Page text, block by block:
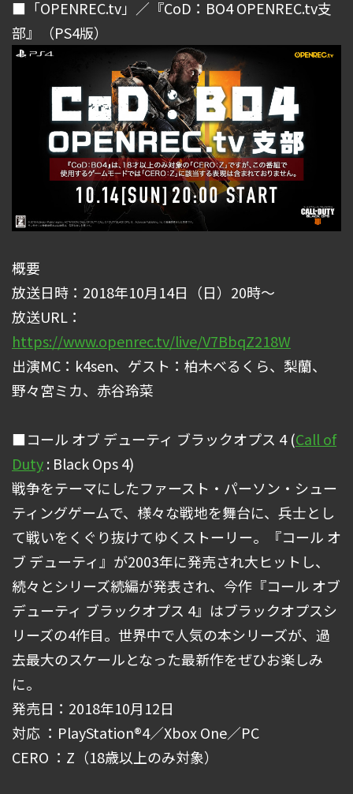
■「OPENREC.tv」／『CoD：BO4 OPENREC.tv支
部』（PS4版）
概要
放送日時：2018年10月14日（日）20時～
放送URL：
https://www.openrec.tv/live/V7BbqZ218W
出演MC：k4sen、ゲスト：柏木べるくら、梨蘭、
野々宮ミカ、赤谷玲菜
■コール オブ デューティ ブラックオプス 4 (Call of
Duty: Black Ops 4)
戦争をテーマにしたファースト・パーソン・シュー
ティングゲームで、様々な戦地を舞台に、兵士とし
て戦いをくぐり抜けてゆくストーリー。『コール オ
ブ デューティ』が2003年に発売され大ヒットし、
続々とシリーズ続編が発表され、今作『コール オブ
デューティ ブラックオプス 4』はブラックオプスシ
リーズの4作目。世界中で人気の本シリーズが、過
去最大のスケールとなった最新作をぜひお楽しみ
に。
発売日：2018年10月12日
対応 ：PlayStation®4／Xbox One／PC
CERO ：Z（18歳以上のみ対象）